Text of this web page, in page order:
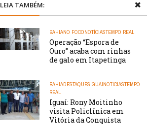
LEIA TAMBÉM:
BAHIANO FOCONOTÍCIASTEMPO REAL
Operação “Espora de
Ouro” acaba com rinhas
de galo em Itapetinga
BAHIADESTAQUESIGUAÍNOTÍCIASTEMPO
REAL
Iguaí: Rony Moitinho
visita Policlínica em
Vitória da Conquista
EQUIPE O PORTAL CONTATO
/// WebtivaHOSTING